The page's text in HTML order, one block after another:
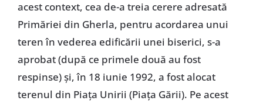
acest context, cea de-a treia cerere adresată
Primăriei din Gherla, pentru acordarea unui
teren în vederea edificării unei biserici, s-a
aprobat (după ce primele două au fost
respinse) și, în 18 iunie 1992, a fost alocat
terenul din Piața Unirii (Piața Gării). Pe acest